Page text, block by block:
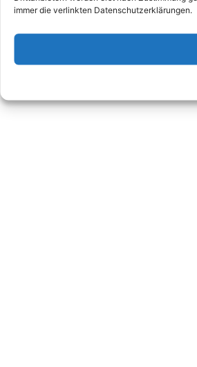
immer die verlinkten Datenschutzerklärungen.